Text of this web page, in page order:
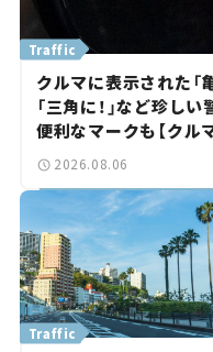
クルマに表示された「
「三角に！」など珍し
便利なマークも【クル
Traffic
2026.08.06
Traffic